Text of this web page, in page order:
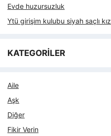
Evde huzursuzluk
Ytü girişim kulubu siyah saçlı kız
KATEGORİLER
Aile
Aşk
Diğer
Fikir Verin